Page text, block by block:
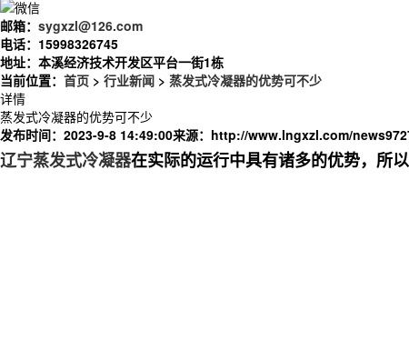
邮箱： sygxzl@126.com
电话： 15998326745
地址： 本溪经济技术开发区平台一街1栋
当前位置： 首页 > 行业新闻 > 蒸发式冷凝器的优势可不少
详情
蒸发式冷凝器的优势可不少
发布时间：2023-9-8 14:49:00来源： http://www.lngxzl.com/
辽宁蒸发式冷凝器在实际的运行中具有诸多的优势，所